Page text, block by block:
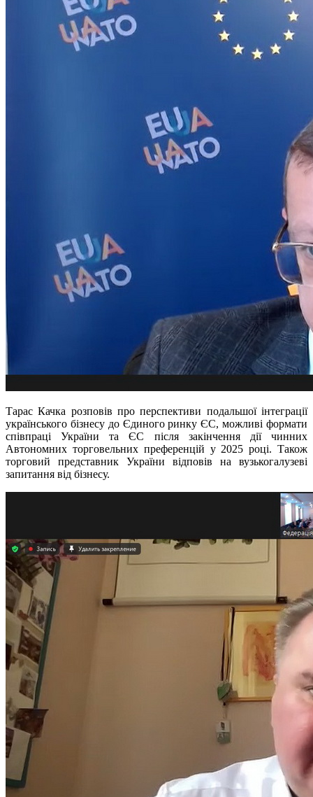
Тарас Качка розповів про перспективи подальшої інтеграції
українського бізнесу до Єдиного ринку ЄС, можливі формати
співпраці України та ЄС після закінчення дії чинних
Автономних торговельних преференцій у 2025 році. Також
торговий представник України відповів на вузькогалузеві
запитання від бізнесу.